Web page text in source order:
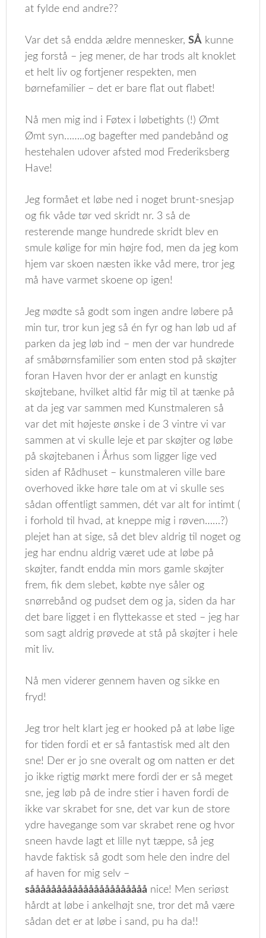
at fylde end andre??
Var det så endda ældre mennesker,SÅ kunne
jeg forstå – jeg mener, de har trods alt knoklet
et helt liv og fortjener respekten, men
børnefamilier – det er bare flat out flabet!
Nå men mig ind i Føtex i løbetights (!) Ømt
Ømt syn……..og bagefter med pandebånd og
hestehalen udover afsted mod Frederiksberg
Have!
Jeg formået et løbe ned i noget brunt-snesjap
og fik våde tør ved skridt nr. 3 så de
resterende mange hundrede skridt blev en
smule kølige for min højre fod, men da jeg kom
hjem var skoen næsten ikke våd mere, tror jeg
må have varmet skoene op igen!
Jeg mødte så godt som ingen andre løbere på
min tur, tror kun jeg så én fyr og han løb ud af
parken da jeg løb ind – men der var hundrede
af småbørnsfamilier som enten stod på skøjter
foran Haven hvor der er anlagt en kunstig
skøjtebane, hvilket altid får mig til at tænke på
at da jeg var sammen med Kunstmaleren så
var det mit højeste ønske i de 3 vintre vi var
sammen at vi skulle leje et par skøjter og løbe
på skøjtebanen i Århus som ligger lige ved
siden af Rådhuset – kunstmaleren ville bare
overhoved ikke høre tale om at vi skulle ses
sådan offentligt sammen, dét var alt for intimt (
i forhold til hvad, at kneppe mig i røven……?)
plejet han at sige, så det blev aldrig til noget og
jeg har endnu aldrig været ude at løbe på
skøjter, fandt endda min mors gamle skøjter
frem, fik dem slebet, købte nye såler og
snørrebånd og pudset dem og ja, siden da har
det bare ligget i en flyttekasse et sted – jeg har
som sagt aldrig prøvede at stå på skøjter i hele
mit liv.
Nå men viderer gennem haven og sikke en
fryd!
Jeg tror helt klart jeg er hooked på at løbe lige
for tiden fordi et er så fantastisk med alt den
sne! Der er jo sne overalt og om natten er det
jo ikke rigtig mørkt mere fordi der er så meget
sne, jeg løb på de indre stier i haven fordi de
ikke var skrabet for sne, det var kun de store
ydre havegange som var skrabet rene og hvor
sneen havde lagt et lille nyt tæppe, så jeg
havde faktisk så godt som hele den indre del
af haven for mig selv –
såååååååååååååååååååååå nice! Men seriøst
hårdt at løbe i ankelhøjt sne, tror det må være
sådan det er at løbe i sand, pu ha da!!